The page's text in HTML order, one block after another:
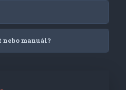
manuál?